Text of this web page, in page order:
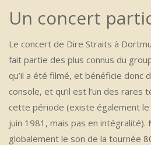
Un concert
Le concert de Dire Straits à
fait partie des plus connus du
qu’il a été filmé, et bénéficie donc
console, et qu’il est l’un des rares
cette période (existe également
juin 1981, mais pas en intégralité).
globalement le son de la tournée